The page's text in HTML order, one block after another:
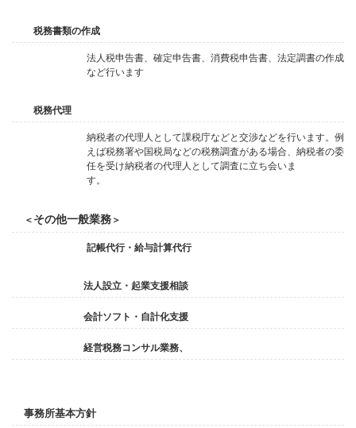
税務書類の作成
法人税申告書、確定申告書、消費税申告書、法定調書の作成
など行います
税務代理
納税者の代理人として課税庁などと交渉などを行います。例
えば税務署や国税局などの税務調査がある場合、納税者の委
任を受け納税者の代理人として調査に立ち会いま
す。
＜ その他一般業務 ＞
記帳代行・給与計算代行
法人設立・起業支援相談
会計ソフト・自計化支援
経営税務コンサル業務、
事務所基本方針